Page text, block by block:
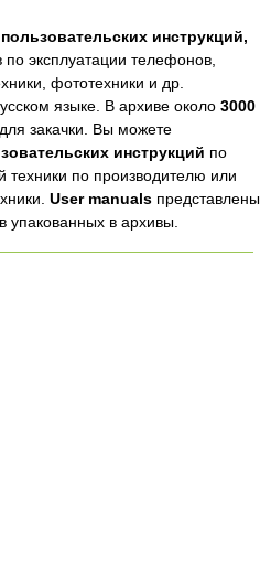
пользовательских инструкций,
по эксплуатации телефонов,
фототехники и др.
языке. В архиве около 3000
закачки. Вы можете
инструкций по
техники по производителю или
User manuals представлены
в архивы.